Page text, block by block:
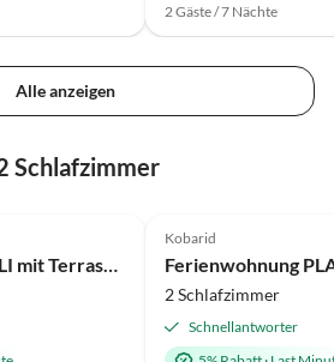
2 Gäste / 7 Nächte
Alle anzeigen
Schlafzimmer
Ferienwohnung NELI mit Terrasse nahe Badefluß Nadiza und Soca
Kobarid
2 Schlafzimmer
Schnellantworter